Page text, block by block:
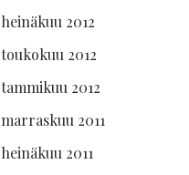
heinäkuu 2012
toukokuu 2012
tammikuu 2012
marraskuu 2011
heinäkuu 2011